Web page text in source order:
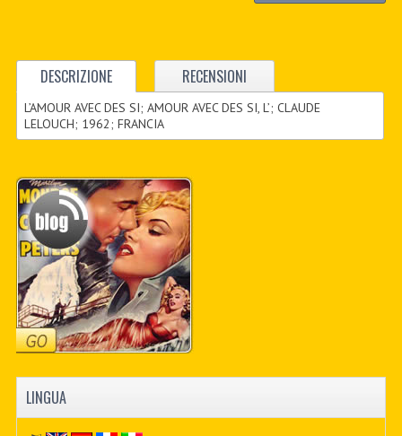
DESCRIZIONE RECENSIONI
L’AMOUR AVEC DES SI; AMOUR AVEC DES SI, L’; CLAUDE
LELOUCH; 1962; FRANCIA
LINGUA